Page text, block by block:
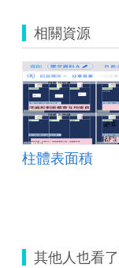
相關資源
柱體表面積
其他人也看